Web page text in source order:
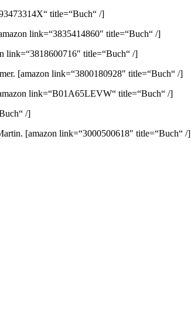
title=“Buch“ /]
link=“3835414860″ title=“Buch“ /]
link=“3818600716″ title=“Buch“ /]
[amazon link=“3800180928″ title=“Buch“ /]
link=“B01A65LEVW“ title=“Buch“ /]
/]
[amazon link=“3000500618″ title=“Buch“ /]